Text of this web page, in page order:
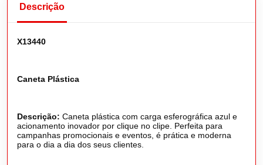
Descrição
X13440
Caneta Plástica
Descrição: Caneta plástica com carga esferográfica azul e
acionamento inovador por clique no clipe. Perfeita para
campanhas promocionais e eventos, é prática e moderna
para o dia a dia dos seus clientes.